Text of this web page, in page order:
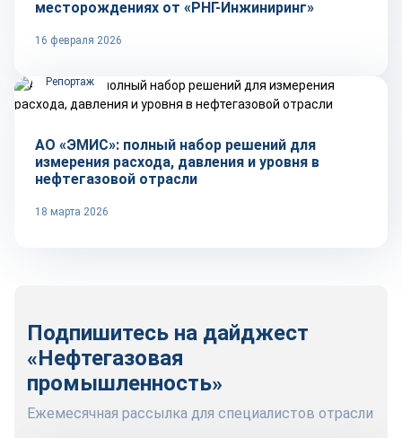
месторождениях от «РНГ-Инжиниринг»
16 февраля 2026
Репортаж
АО «ЭМИС»: полный набор решений для
измерения расхода, давления и уровня в
нефтегазовой отрасли
18 марта 2026
Подпишитесь на дайджест
«Нефтегазовая
промышленность»
Ежемесячная рассылка для специалистов отрасли